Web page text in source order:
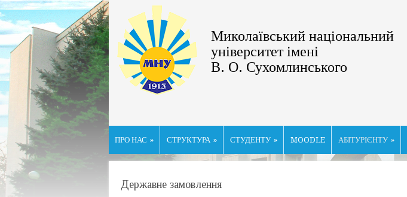
Миколаївський національний
університет імені
В. О. Сухомлинського
ПРО НАС » СТРУКТУРА » СТУДЕНТУ » MOODLE АБІТУРІЄНТУ »
Державне замовлення